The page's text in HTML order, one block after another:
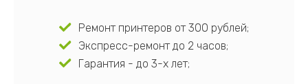
Ремонт принтеров от 300 рублей;
Экспресс-ремонт до 2 часов;
Гарантия - до 3-х лет;